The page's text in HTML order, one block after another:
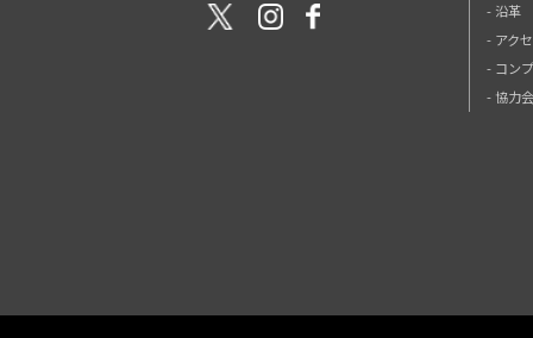
- 沿革
- アク
- コン
- 協力